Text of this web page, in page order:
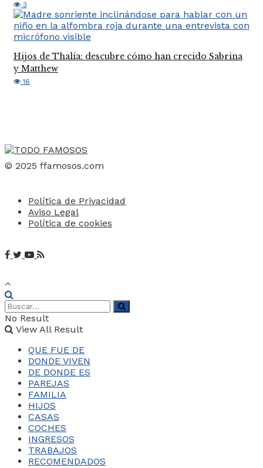
3
Hijos de Thalía: descubre cómo han crecido Sabrina
y Matthew
16
© 2025 ffamosos.com
Política de Privacidad
Aviso Legal
Política de cookies
No Result
View All Result
QUE FUE DE
DONDE VIVEN
DE DONDE ES
PAREJAS
FAMILIA
HIJOS
CASAS
COCHES
INGRESOS
TRABAJOS
RECOMENDADOS